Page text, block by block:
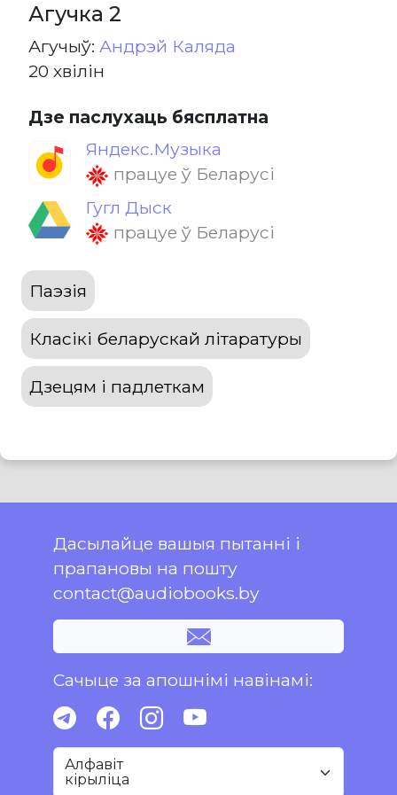
Агучка 2
Агучыў: Андрэй Каляда
20 хвілін
Дзе паслухаць бясплатна
Яндекс.Музыка
працуе ў Беларусі
Гугл Дыск
працуе ў Беларусі
Паэзія
Класікі беларускай літаратуры
Дзецям і падлеткам
Дасылайце вашыя пытанні і
прапановы на пошту
contact@audiobooks.by
Сачыце за апошнімі навінамі:
Алфавіт